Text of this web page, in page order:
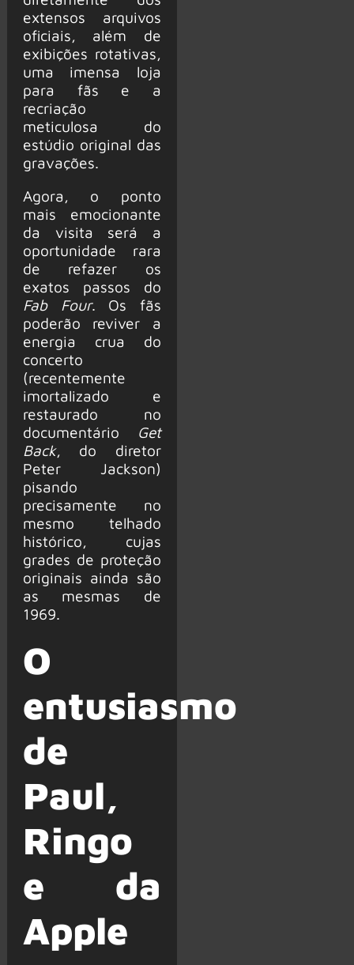
extensos arquivos
oficiais, além de
exibições rotativas,
uma imensa loja
para fãs e a
recriação
meticulosa do
estúdio original das
gravações.
Agora, o ponto
mais emocionante
da visita será a
oportunidade rara
de refazer os
exatos passos do
Fab Four. Os fãs
poderão reviver a
energia crua do
concerto
(recentemente
imortalizado e
restaurado no
documentário Get
Back, do diretor
Peter Jackson)
pisando
precisamente no
mesmo telhado
histórico, cujas
grades de proteção
originais ainda são
as mesmas de
1969.
O
entusiasmo
de
Paul,
Ringo
e da
Apple